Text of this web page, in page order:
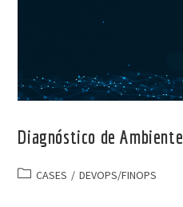
Diagnóstico de Ambiente
CASES / DEVOPS/FINOPS